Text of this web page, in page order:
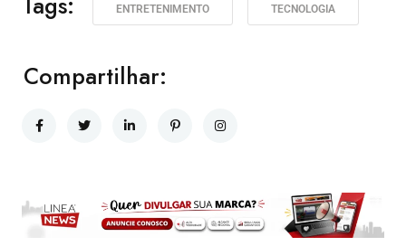
ENTRETENIMENTO TECNOLOGIA
Compartilhar: